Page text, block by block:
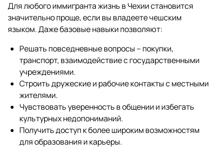
Для любого иммигранта жизнь в Чехии становится
значительно проще, если вы владеете чешским
языком. Даже базовые навыки позволяют:
Решать повседневные вопросы – покупки,
транспорт, взаимодействие с государственными
учреждениями.
Строить дружеские и рабочие контакты с местными
жителями.
Чувствовать уверенность в общении и избегать
культурных недопониманий.
Получить доступ к более широким возможностям
для образования и карьеры.